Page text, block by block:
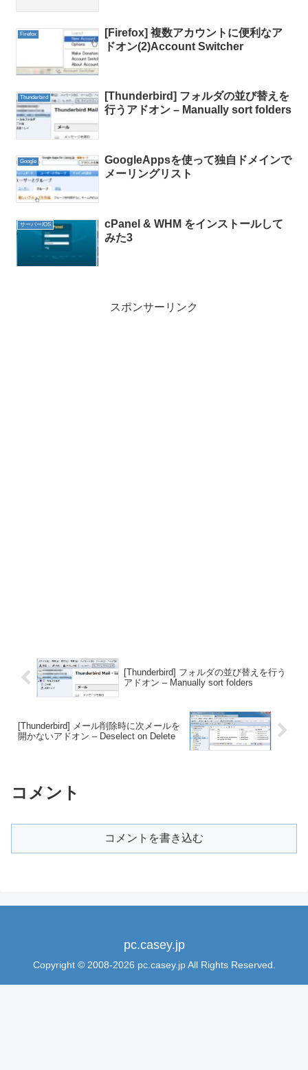
Firefox
[Firefox] 複数アカウントに便利なア
ドオン(2)Account Switcher
Thunderbird
[Thunderbird] フォルダの並び替えを
行うアドオン – Manually sort folders
Google
GoogleAppsを使って独自ドメインで
メーリングリスト
サーバー/OS
cPanel & WHM をインストールして
みた3
スポンサーリンク
[Thunderbird] フォルダの並び替えを行う
アドオン – Manually sort folders
[Thunderbird] メール削除時に次メールを
開かないアドオン – Deselect on Delete
コメント
コメントを書き込む
pc.casey.jp
Copyright © 2008-2026 pc.casey.jp All Rights Reserved.